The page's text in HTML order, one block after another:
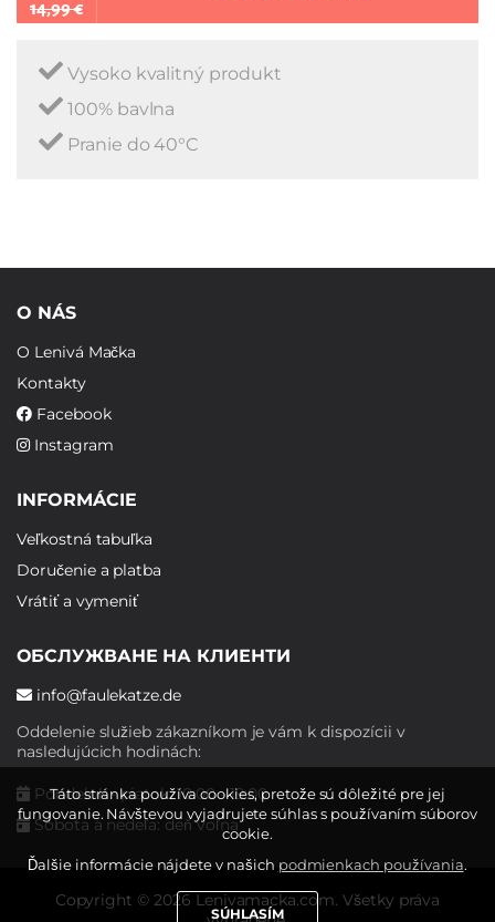
14,99 €
Vysoko kvalitný produkt
100% bavlna
Pranie do 40°C
O NÁS
O Lenivá Mačka
Kontakty
Facebook
Instagram
INFORMÁCIE
Veľkostná tabuľka
Doručenie a platba
Vrátiť a vymeniť
ОБСЛУЖВАНЕ НА КЛИЕНТИ
info@faulekatze.de
Oddelenie služieb zákazníkom je vám k dispozícii v
nasledujúcich hodinách:
Pondelok - piatok: 10:00 - 19:00
Sobota a nedeľa: deň voľna
Copyright © 2026 Lenivamacka.com. Všetky práva
Táto stránka používa cookies, pretože sú dôležité pre jej
fungovanie. Návštevou vyjadrujete súhlas s používaním súborov
cookie.
Ďalšie informácie nájdete v našich podmienkach používania.
SÚHLASÍM